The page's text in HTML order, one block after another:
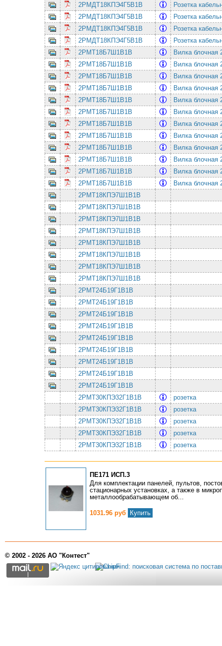
2РМДТ18КПЭ4Г5В1В
Розетка
2РМДТ18КПЭ4Г5В1В
Розетка
2РМДТ18КПЭ4Г5В1В
Розетка
2РМДТ18КПЭ4Г5В1В
Розетка
2РМТ18Б7Ш1В1В
Вилка блочная
2РМТ18Б7Ш1В1В
Вилка блочная
2РМТ18Б7Ш1В1В
Вилка блочная
2РМТ18Б7Ш1В1В
Вилка блочная
2РМТ18Б7Ш1В1В
Вилка блочная
2РМТ18Б7Ш1В1В
Вилка блочная
2РМТ18Б7Ш1В1В
Вилка блочная
2РМТ18Б7Ш1В1В
Вилка блочная
2РМТ18Б7Ш1В1В
Вилка блочная
2РМТ18Б7Ш1В1В
Вилка блочная
2РМТ18Б7Ш1В1В
Вилка блочная
2РМТ18Б7Ш1В1В
Вилка блочная
2РМТ18КПЭ7Ш1В1В
2РМТ18КПЭ7Ш1В1В
2РМТ18КПЭ7Ш1В1В
2РМТ18КПЭ7Ш1В1В
2РМТ18КПЭ7Ш1В1В
2РМТ18КПЭ7Ш1В1В
2РМТ18КПЭ7Ш1В1В
2РМТ18КПЭ7Ш1В1В
2РМТ24Б19Г1В1В
2РМТ24Б19Г1В1В
2РМТ24Б19Г1В1В
2РМТ24Б19Г1В1В
2РМТ24Б19Г1В1В
2РМТ24Б19Г1В1В
2РМТ24Б19Г1В1В
2РМТ24Б19Г1В1В
2РМТ24Б19Г1В1В
2РМТ30КПЭ32Г1В1В
розетка
2РМТ30КПЭ32Г1В1В
розетка
2РМТ30КПЭ32Г1В1В
розетка
2РМТ30КПЭ32Г1В1В
розетка
2РМТ30КПЭ32Г1В1В
розетка
ПЕ171 ИСП.3
Для комплектации панелей, пультов,
стационарных установках, а также в
металлообрабатывающем об...
1031.96 руб Купить
© 2002 - 2026 АО "Контест"